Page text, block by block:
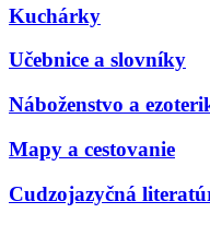
Kuchárky
Učebnice a slovníky
Náboženstvo a
Mapy a cestovanie
Cudzojazyčná